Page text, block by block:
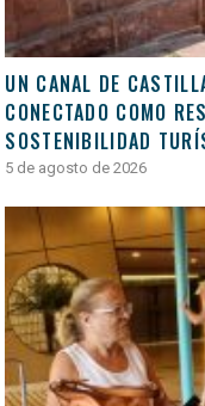
UN CANAL DE
CONECTADO COMO
SOSTENIBILIDAD
5 de agosto de 2026